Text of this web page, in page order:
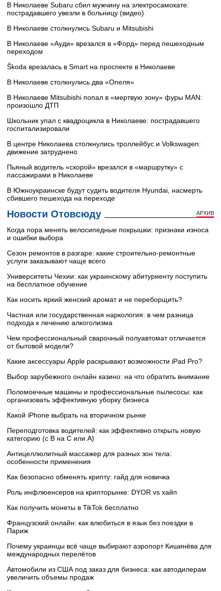
В Николаеве Subaru сбил мужчину на электросамокате:
пострадавшего увезли в больницу (видео)
В Николаеве столкнулись Subaru и Mitsubishi
В Николаеве «Ауди» врезался в «Форд» перед пешеходным
переходом
Škoda врезалась в Smart на проспекте в Николаеве
В Николаеве столкнулись два «Опеля»
В Николаеве Mitsubishi попал в «мертвую зону» фуры MAN:
произошло ДТП
Школьник упал с квадроцикла в Николаеве: пострадавшего
госпитализировали
В центре Николаева столкнулись троллейбус и Volkswagen:
движение затруднено
Пьяный водитель «скорой» врезался в «маршрутку» с
пассажирами в Николаеве
В Южноукраинске будут судить водителя Hyundai, насмерть
сбившего пешехода на переходе
Новости Отовсюду АРХИВ
Когда пора менять велосипедные покрышки: признаки износа
и ошибки выбора
Сезон ремонтов в разгаре: какие строительно-ремонтные
услуги заказывают чаще всего
Университеты Чехии: как украинскому абитуриенту поступить
на бесплатное обучение
Как носить яркий женский аромат и не переборщить?
Частная или государственная наркология: в чем разница
подхода к лечению алкоголизма
Чем профессиональный сварочный полуавтомат отличается
от бытовой модели?
Какие аксессуары Apple раскрывают возможности iPad Pro?
Выбор зарубежного онлайн казино: на что обратить внимание
Поломоечные машины и профессиональные пылесосы: как
организовать эффективную уборку бизнеса
Какой iPhone выбрать на вторичном рынке
Переподготовка водителей: как эффективно открыть новую
категорию (с B на C или А)
Антицеллюлитный массажер для разных зон тела:
особенности применения
Как безопасно обменять крипту: гайд для новичка
Роль инфлюенсеров на крипторынке: DYOR vs хайп
Как получить монеты в TikTok бесплатно
Французский онлайн: как влюбиться в язык без поездки в
Париж
Почему украинцы всё чаще выбирают аэропорт Кишинёва для
международных перелётов
Автомобили из США под заказ для бизнеса: как автодилерам
увеличить объемы продаж